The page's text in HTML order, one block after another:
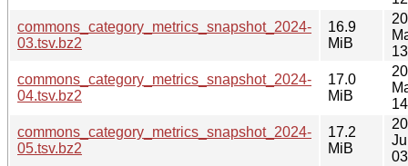
commons_category_metrics_snapshot_2024-
03.tsv.bz2
16.9
MiB
commons_category_metrics_snapshot_2024-
04.tsv.bz2
17.0
MiB
commons_category_metrics_snapshot_2024-
05.tsv.bz2
17.2
MiB